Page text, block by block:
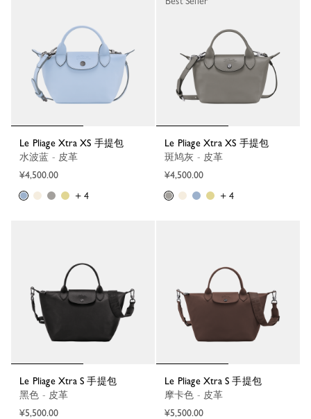
Le Pliage Xtra XS 手提包
水波蓝 - 皮革
¥4,500.00
+ 4
Le Pliage Xtra XS 手提包
斑鸠灰 - 皮革
¥4,500.00
+ 4
Le Pliage Xtra S 手提包
黑色 - 皮革
¥5,500.00
Le Pliage Xtra S 手提包
摩卡色 - 皮革
¥5,500.00